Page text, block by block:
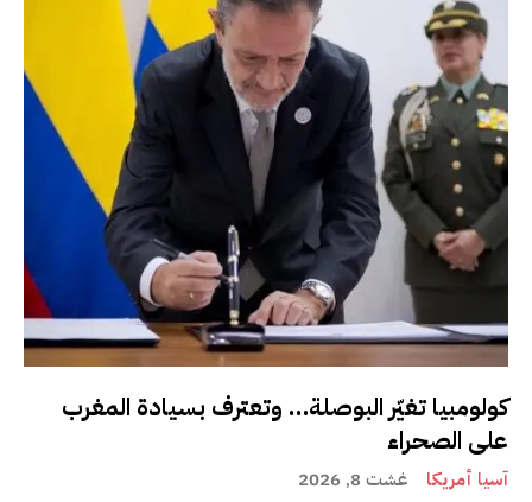
كولومبيا تغيّر البوصلة… وتعترف بسيادة المغرب
على الصحراء
آسيا أمريكا غشت 8, 2026